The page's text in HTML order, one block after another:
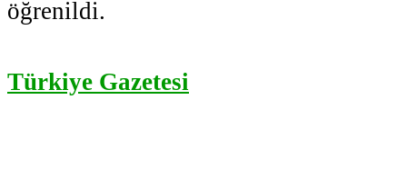
öğrenildi.
Türkiye Gazetesi